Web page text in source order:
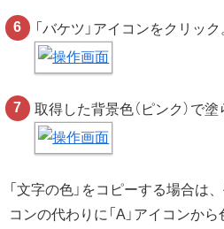
「バケツ」アイコンをクリック
取得した背景色（ピンク）で塗
「文字の色」をコピーする場合は、
コンの代わりに「A」アイコンか